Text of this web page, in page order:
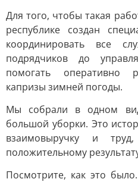
Для того, чтобы такая
республике создан
координировать все
подрядчиков до
помогать оперативно
капризы зимней погоды.
Мы собрали в одном
большой уборки. Это
взаимовыручку и
положительному
Посмотрите, как это